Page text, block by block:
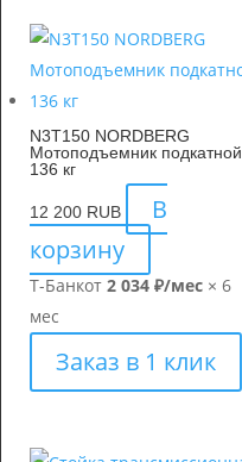
N3T150 NORDBERG
Мотоподъемник подкатной,
136 кг
12 200 RUB
В
корзину
Т-Банкот 2 034 ₽/мес × 6
мес
Заказ в 1 клик